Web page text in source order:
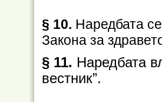
§ 10. Наредбата
Закона за
§ 11. Наредбата
вестник”.